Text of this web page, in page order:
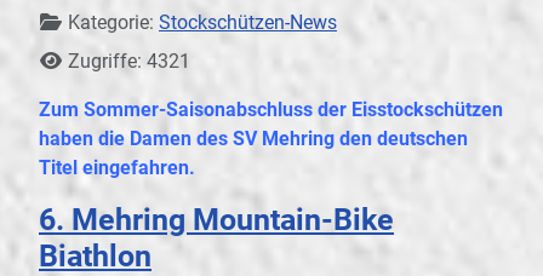
DetailsKategorie: Stockschützen-News
Zugriffe: 4321
Zum Sommer-Saisonabschluss der Eisstockschützen
haben die Damen des SV Mehring den deutschen
Titel eingefahren.
6. Mehring Mountain-Bike
Biathlon